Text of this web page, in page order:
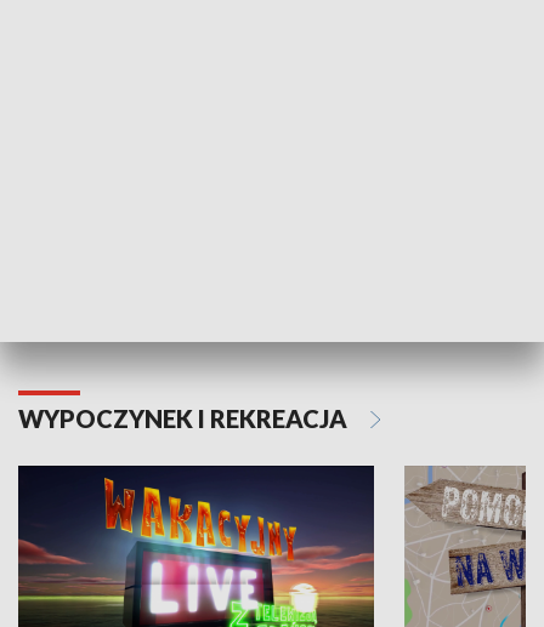
WYPOCZYNEK I REKREACJA